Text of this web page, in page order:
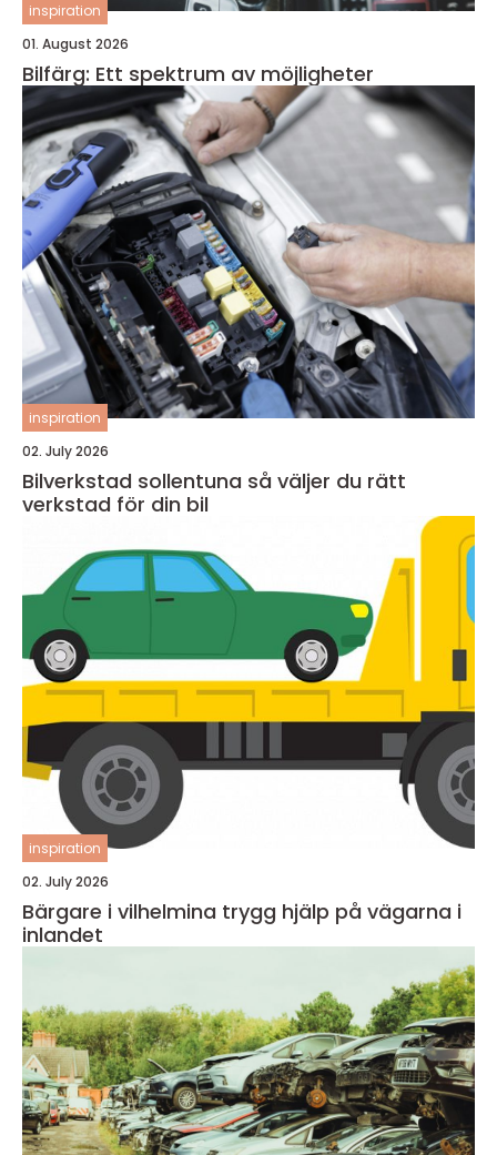
inspiration
01. August 2026
Bilfärg: Ett spektrum av möjligheter
inspiration
02. July 2026
Bilverkstad sollentuna så väljer du rätt
verkstad för din bil
inspiration
02. July 2026
Bärgare i vilhelmina trygg hjälp på vägarna i
inlandet